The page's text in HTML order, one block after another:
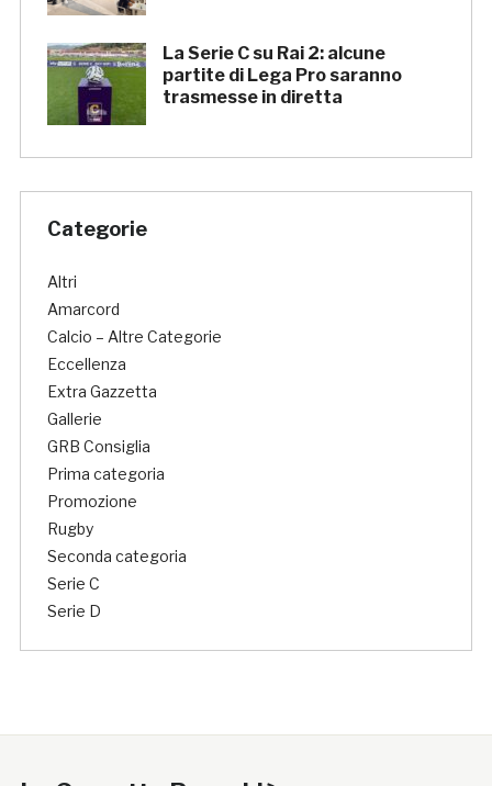
La Serie C su Rai 2: alcune
partite di Lega Pro saranno
trasmesse in diretta
Categorie
Altri
Amarcord
Calcio – Altre Categorie
Eccellenza
Extra Gazzetta
Gallerie
GRB Consiglia
Prima categoria
Promozione
Rugby
Seconda categoria
Serie C
Serie D